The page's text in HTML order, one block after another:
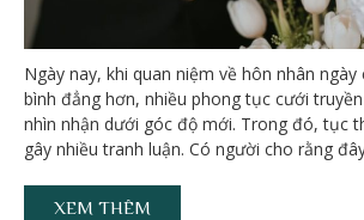
Ngày nay, khi quan niệm về hôn nhân
bình đẳng hơn, nhiều phong tục cưới
nhìn nhận dưới góc độ mới. Trong đó, tục
gây nhiều tranh luận. Có người cho rằng
XEM THÊM